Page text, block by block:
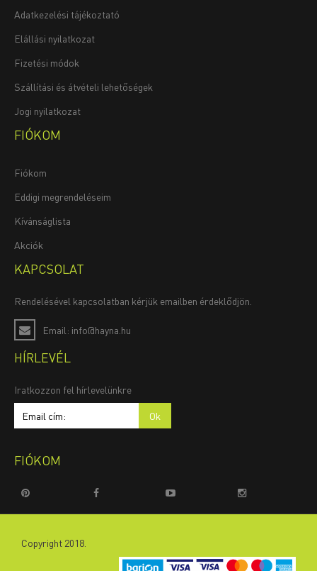
Adatkezelési tájékoztató
Elállási nyilatkozat
Fizetési módok
Szállítási és átvételi lehetőségek
Jogi nyilatkozat
FIÓKOM
Fiókom
Eddigi megrendeléseim
Kívánságlista
Akciók
KAPCSOLAT
Rendelésével kapcsolatban kérjük emailben érdeklődjön.
Email: info@hayna.hu
HÍRLEVÉL
Iratkozzon fel hírlevelünkre
FIÓKOM
Copyright 2018.